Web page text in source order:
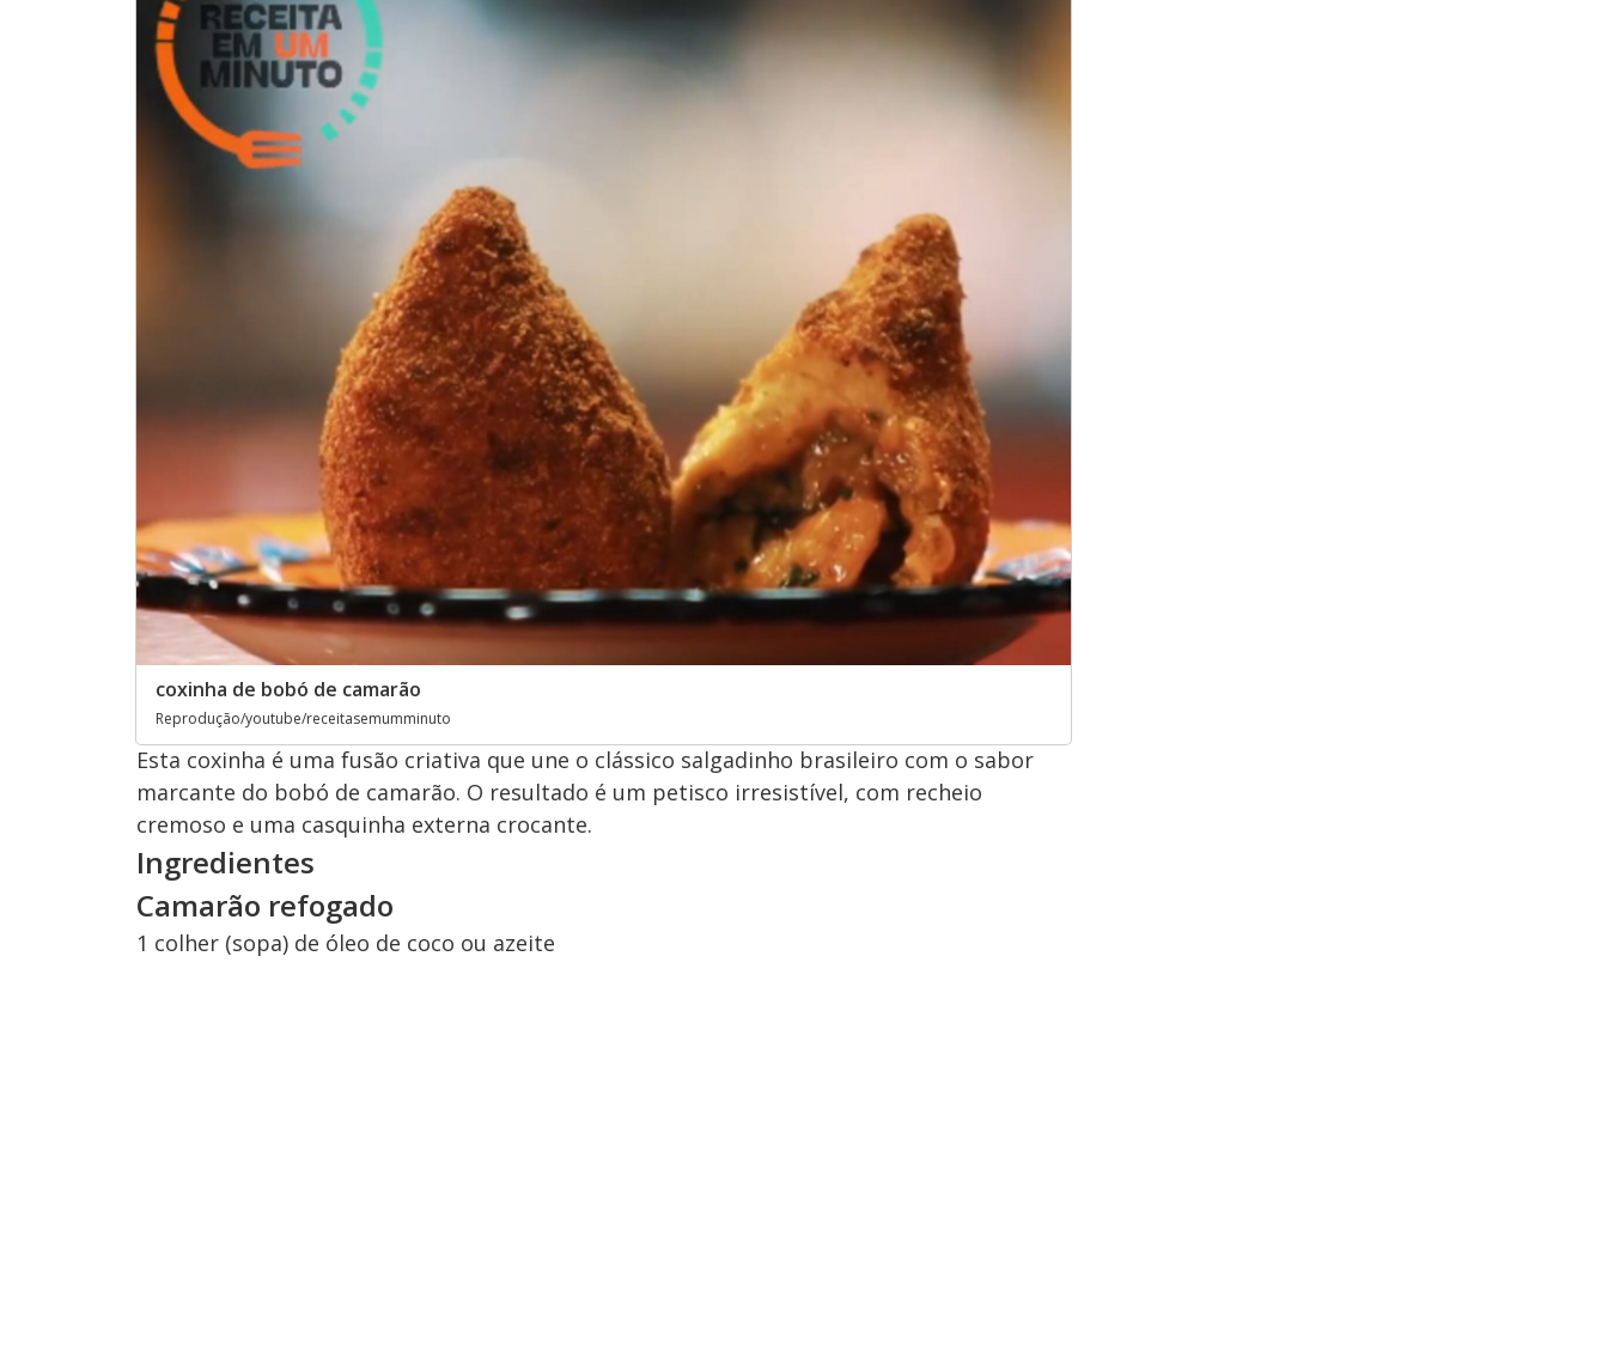
coxinha de bobó de camarão
Reprodução/youtube/receitasemumminuto
Esta coxinha é uma fusão criativa que une o clássico salgadinho brasileiro com o sabor
marcante do bobó de camarão. O resultado é um petisco irresistível, com recheio
cremoso e uma casquinha externa crocante.
Ingredientes
Camarão refogado
1 colher (sopa) de óleo de coco ou azeite